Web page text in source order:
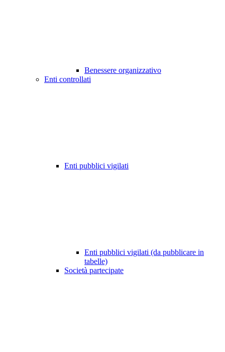
Benessere organizzativo
Enti controllati
Enti pubblici vigilati
Enti pubblici vigilati (da pubblicare in
tabelle)
Società partecipate